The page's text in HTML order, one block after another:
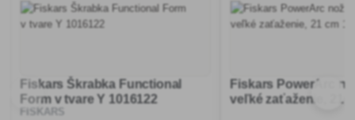
Fiskars Škrabka Functional
Form v tvare Y 1016122
FISKARS
Fiskars PowerArc
veľké zaťaženie, 21